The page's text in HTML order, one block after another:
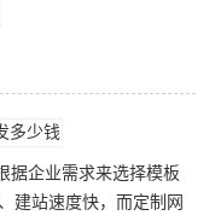
据企业需求来选择模板
建站速度快，而定制网